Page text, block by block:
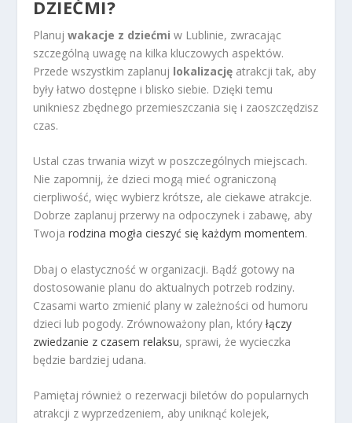
DZIEĆMI?
Planujwakacje z dziećmi w Lublinie, zwracając
szczególną uwagę na kilka kluczowych aspektów.
Przede wszystkim zaplanuj lokalizację atrakcji tak, aby
były łatwo dostępne i blisko siebie. Dzięki temu
unikniesz zbędnego przemieszczania się i zaoszczędzisz
czas.
Ustal czas trwania wizyt w poszczególnych miejscach.
Nie zapomnij, że dzieci mogą mieć ograniczoną
cierpliwość, więc wybierz krótsze, ale ciekawe atrakcje.
Dobrze zaplanuj przerwy na odpoczynek i zabawę, aby
Twojarodzina mogła cieszyć się każdym momentem.
Dbaj o elastyczność w organizacji. Bądź gotowy na
dostosowanie planu do aktualnych potrzeb rodziny.
Czasami warto zmienić plany w zależności od humoru
dzieci lub pogody. Zrównoważony plan, któryłączy
zwiedzanie z czasem relaksu, sprawi, że wycieczka
będzie bardziej udana.
Pamiętaj również o rezerwacji biletów do popularnych
atrakcji z wyprzedzeniem, aby uniknąć kolejek,